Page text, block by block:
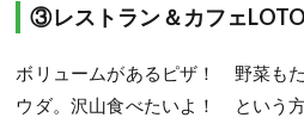
③レストラン＆カフェ
ボリュームがあるピザ！ 野菜も
ウダ。沢山食べたいよ！ という方